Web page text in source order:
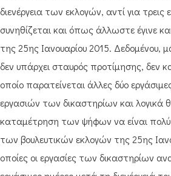
διενέργεια των εκλογών, αντί για
συνηθίζεται και όπως άλλωστε έγινε
της 25ης Ιανουαρίου 2015. Δεδομένου,
δεν υπάρχει σταυρός προτίμησης, δεν
οποίο παρατείνεται άλλες δύο
εργασιών των δικαστηρίων και λογικά
καταμέτρηση των ψήφων να είναι
των βουλευτικών εκλογών της 25ης
οποίες οι εργασίες των δικαστηρίων